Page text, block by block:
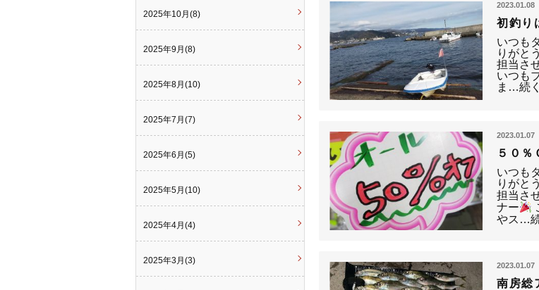
2023.01.08
初釣り
いつも
りがと
担当さ
いつも
ま…続く
2023.01.07
５０％
いつも
りがと
担当さ
ナー
やス…
2023.01.07
南房総
2025年10月(8)
2025年9月(8)
2025年8月(10)
2025年7月(7)
2025年6月(5)
2025年5月(10)
2025年4月(4)
2025年3月(3)